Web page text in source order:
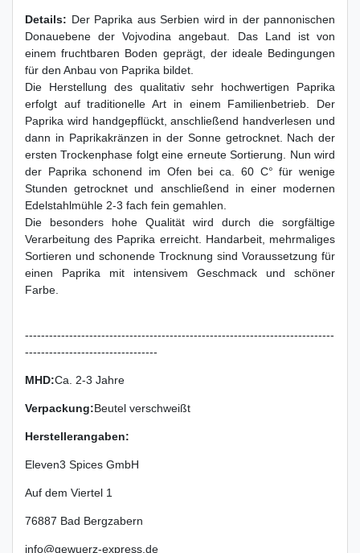
Details: Der Paprika aus Serbien wird in der pannonischen
Donauebene der Vojvodina angebaut. Das Land ist von
einem fruchtbaren Boden geprägt, der ideale Bedingungen
für den Anbau von Paprika bildet.
Die Herstellung des qualitativ sehr hochwertigen Paprika
erfolgt auf traditionelle Art in einem Familienbetrieb. Der
Paprika wird handgepflückt, anschließend handverlesen und
dann in Paprikakränzen in der Sonne getrocknet. Nach der
ersten Trockenphase folgt eine erneute Sortierung. Nun wird
der Paprika schonend im Ofen bei ca. 60 C° für wenige
Stunden getrocknet und anschließend in einer modernen
Edelstahlmühle 2-3 fach fein gemahlen.
Die besonders hohe Qualität wird durch die sorgfältige
Verarbeitung des Paprika erreicht. Handarbeit, mehrmaliges
Sortieren und schonende Trocknung sind Voraussetzung für
einen Paprika mit intensivem Geschmack und schöner
Farbe.
-----------------------------------------------------------------------------
---------------------------------
MHD:Ca. 2-3 Jahre
Verpackung:Beutel verschweißt
Herstellerangaben:
Eleven3 Spices GmbH
Auf dem Viertel 1
76887 Bad Bergzabern
info@gewuerz-express.de